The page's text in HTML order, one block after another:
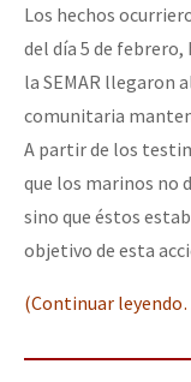
Los hechos
del día 5 de
la SEMAR llegaron
comunitaria
A partir de los
que los marinos no
sino que éstos
objetivo de esta
(Continuar